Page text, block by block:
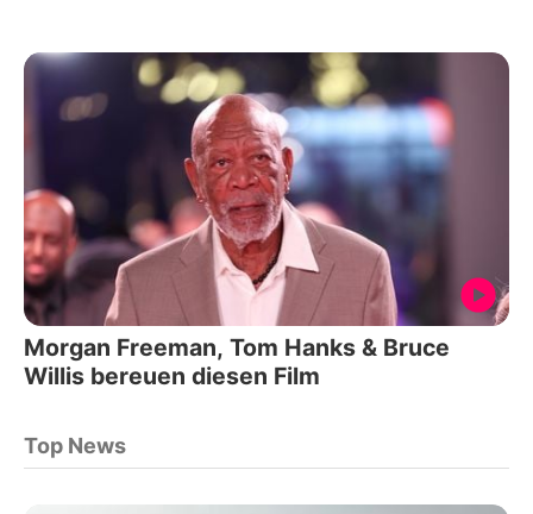
Morgan Freeman, Tom Hanks & Bruce
Willis bereuen diesen Film
Top News